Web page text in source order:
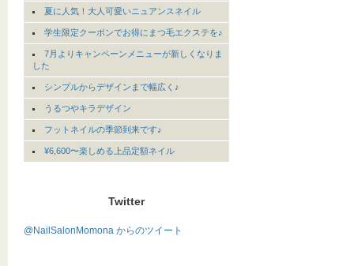
夏に人気！大人可愛いニュアンスネイル
学生限定クーポンでお得にまつ毛エクステを♪
7月よりキャンペーンメニューが新しくなりま
した
シンプルからデザインまで幅広く♪
うるつやキラデザイン
フットネイルの季節到来です♪
¥6,600〜楽しめる上品定額ネイル
Twitter
@NailSalonMomona からのツイート